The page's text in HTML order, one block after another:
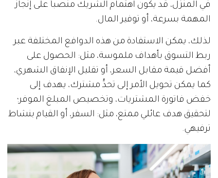
في المنزل، قد يكون اهتمام الشريك منصباً على إنجاز
المهمة بسرعة، أو توفير المال.
لذلك، يمكن الاستفادة من هذه الدوافع المختلفة عبر
ربط التسوق بأهداف ملموسة، مثل: الحصول على
أفضل قيمة مقابل السعر، أو تقليل الإنفاق الشهري،
كما يمكن تحويل الأمر إلى تحدٍّ مشترك، يهدف إلى
خفض فاتورة المشتريات، وتخصيص المبلغ الموفر؛
لتحقيق هدف عائلي ممتع، مثل: السفر، أو القيام بنشاط
ترفيهي.